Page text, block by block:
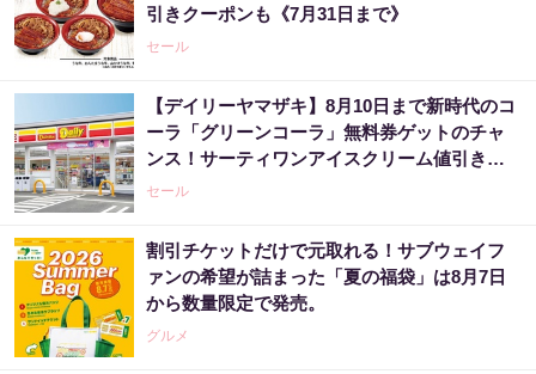
引きクーポンも《7月31日まで》
セール
【デイリーヤマザキ】8月10日まで新時代のコ
ーラ「グリーンコーラ」無料券ゲットのチャ
ンス！サーティワンアイスクリーム値引きな
どお得企画も目白押し。
セール
割引チケットだけで元取れる！サブウェイフ
ァンの希望が詰まった「夏の福袋」は8月7日
から数量限定で発売。
グルメ